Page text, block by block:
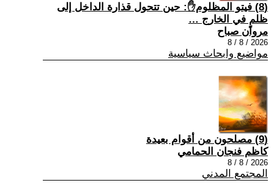
(8) فيتو المظلوم✋: حين تتحول قذارة الداخل إلى
ظلمٍ في الخارج …
مروان صباح
2026 / 8 / 8
مواضيع وابحاث سياسية
(9) مصلحون من أقوام بعيدة
كاظم فنجان الحمامي
2026 / 8 / 8
المجتمع المدني